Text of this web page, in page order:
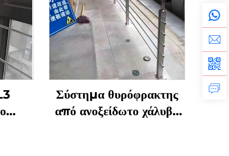
Σύστημα θυρόφρακτης
από ανοξείδωτο χάλυβα